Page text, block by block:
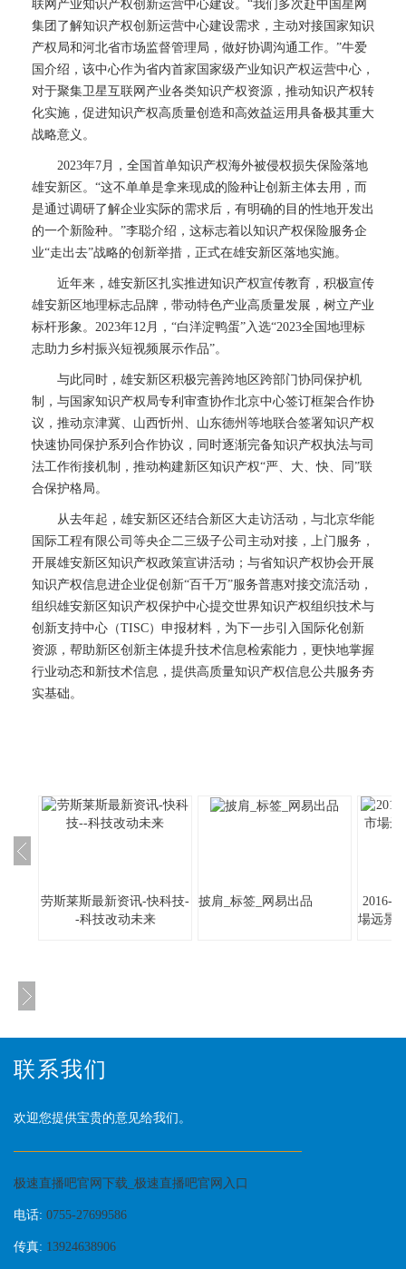
联网产业知识产权创新运营中心建设。“我们多次赴中国星网
集团了解知识产权创新运营中心建设需求，主动对接国家知识
产权局和河北省市场监督管理局，做好协调沟通工作。”牛爱
国介绍，该中心作为省内首家国家级产业知识产权运营中心，
对于聚集卫星互联网产业各类知识产权资源，推动知识产权转
化实施，促进知识产权高质量创造和高效益运用具备极其重大
战略意义。
2023年7月，全国首单知识产权海外被侵权损失保险落地
雄安新区。“这不单单是拿来现成的险种让创新主体去用，而
是通过调研了解企业实际的需求后，有明确的目的性地开发出
的一个新险种。”李聪介绍，这标志着以知识产权保险服务企
业“走出去”战略的创新举措，正式在雄安新区落地实施。
近年来，雄安新区扎实推进知识产权宣传教育，积极宣传
雄安新区地理标志品牌，带动特色产业高质量发展，树立产业
标杆形象。2023年12月，“白洋淀鸭蛋”入选“2023全国地理标
志助力乡村振兴短视频展示作品”。
与此同时，雄安新区积极完善跨地区跨部门协同保护机
制，与国家知识产权局专利审查协作北京中心签订框架合作协
议，推动京津冀、山西忻州、山东德州等地联合签署知识产权
快速协同保护系列合作协议，同时逐渐完备知识产权执法与司
法工作衔接机制，推动构建新区知识产权“严、大、快、同”联
合保护格局。
从去年起，雄安新区还结合新区大走访活动，与北京华能
国际工程有限公司等央企二三级子公司主动对接，上门服务，
开展雄安新区知识产权政策宣讲活动；与省知识产权协会开展
知识产权信息进企业促创新“百千万”服务普惠对接交流活动，
组织雄安新区知识产权保护中心提交世界知识产权组织技术与
创新支持中心（TISC）申报材料，为下一步引入国际化创新
资源，帮助新区创新主体提升技术信息检索能力，更快地掌握
行业动态和新技术信息，提供高质量知识产权信息公共服务夯
实基础。
劳斯莱斯最新资讯-快科技-
-科技改动未来
披肩_标签_网易出品
2016-
場远景
联系我们
欢迎您提供宝贵的意见给我们。
极速直播吧官网下载_极速直播吧官网入口
电话: 0755-27699586
传真: 13924638906